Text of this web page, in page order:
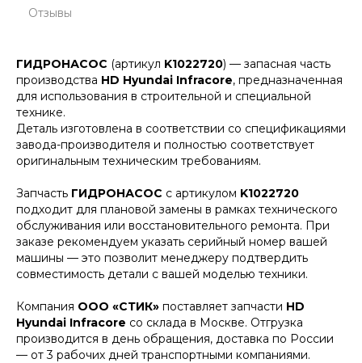
Отзывы
ГИДРОНАСОС (артикул K1022720) — запасная часть
производства HD Hyundai Infracore, предназначенная
для использования в строительной и специальной
технике.
Деталь изготовлена в соответствии со спецификациями
завода-производителя и полностью соответствует
оригинальным техническим требованиям.
Запчасть ГИДРОНАСОС с артикулом K1022720
подходит для плановой замены в рамках технического
обслуживания или восстановительного ремонта. При
заказе рекомендуем указать серийный номер вашей
машины — это позволит менеджеру подтвердить
совместимость детали с вашей моделью техники.
Компания ООО «СТИК» поставляет запчасти HD
Hyundai Infracore со склада в Москве. Отгрузка
производится в день обращения, доставка по России
— от 3 рабочих дней транспортными компаниями.